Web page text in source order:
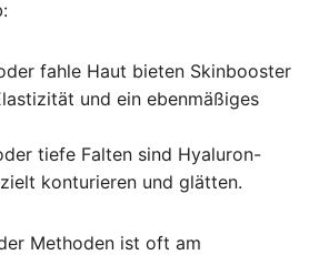
fahle Haut bieten Skinbooster
und ein ebenmäßiges
tiefe Falten sind Hyaluron-
konturieren und glätten.
Methoden ist oft am